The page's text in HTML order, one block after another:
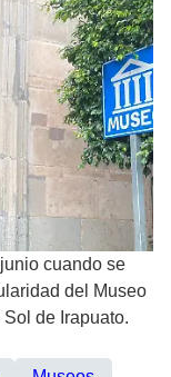
cuando se
del Museo
de Irapuato.